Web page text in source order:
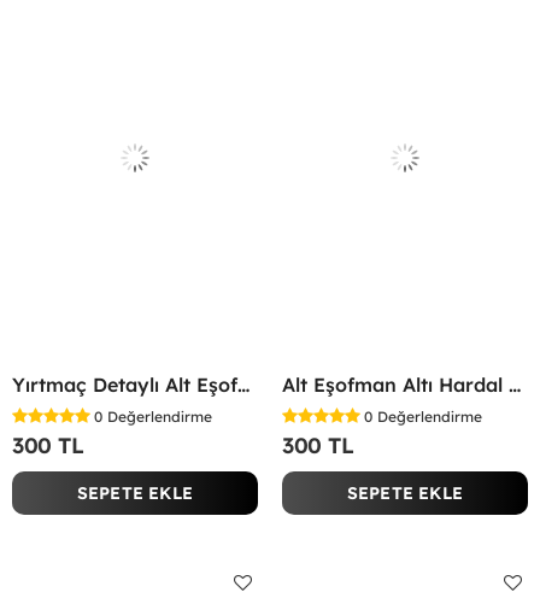
Yırtmaç Detaylı Alt Eşofman Altı Gri
0 Değerlendirme
300 TL
SEPETE EKLE
Alt Eşofman Altı Hardal Sarısı
0 Değerlendirme
300 TL
SEPETE EKLE